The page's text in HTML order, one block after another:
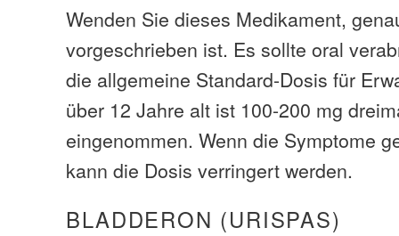
Wenden Sie dieses Medikament,
vorgeschrieben ist. Es sollte oral
die allgemeine Standard-Dosis für
über 12 Jahre alt ist 100-200 mg
eingenommen. Wenn die Symptome
kann die Dosis verringert werden.
BLADDERON (URISPAS)